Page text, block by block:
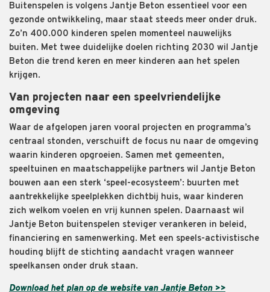
Buitenspelen is volgens Jantje Beton essentieel voor een
gezonde ontwikkeling, maar staat steeds meer onder druk.
Zo’n 400.000 kinderen spelen momenteel nauwelijks
buiten. Met twee duidelijke doelen richting 2030 wil Jantje
Beton die trend keren en meer kinderen aan het spelen
krijgen.
Van projecten naar een speelvriendelijke
omgeving
Waar de afgelopen jaren vooral projecten en programma’s
centraal stonden, verschuift de focus nu naar de omgeving
waarin kinderen opgroeien. Samen met gemeenten,
speeltuinen en maatschappelijke partners wil Jantje Beton
bouwen aan een sterk ‘speel-ecosysteem’: buurten met
aantrekkelijke speelplekken dichtbij huis, waar kinderen
zich welkom voelen en vrij kunnen spelen. Daarnaast wil
Jantje Beton buitenspelen steviger verankeren in beleid,
financiering en samenwerking. Met een speels-activistische
houding blijft de stichting aandacht vragen wanneer
speelkansen onder druk staan.
Download het plan op de website van Jantje Beton >>